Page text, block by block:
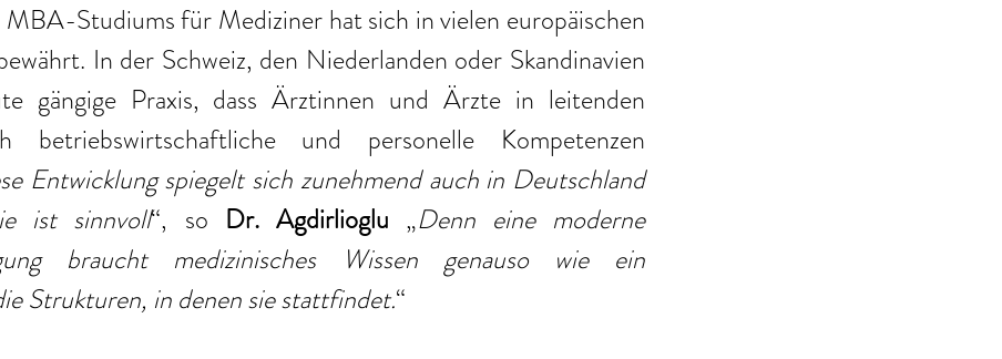
MBA-Studiums für Mediziner hat sich in vielen europäischen
In der Schweiz, den Niederlanden oder Skandinavien
gängige Praxis, dass Ärztinnen und Ärzte in leitenden
betriebswirtschaftliche und personelle Kompetenzen
Entwicklung spiegelt sich zunehmend auch in Deutschland
ist sinnvoll“, so Dr. Agdirlioglu „Denn eine moderne
braucht medizinisches Wissen genauso wie ein
Strukturen, in denen sie stattfindet.“